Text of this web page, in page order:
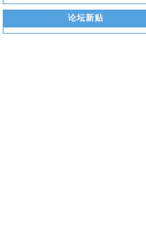
论坛新贴